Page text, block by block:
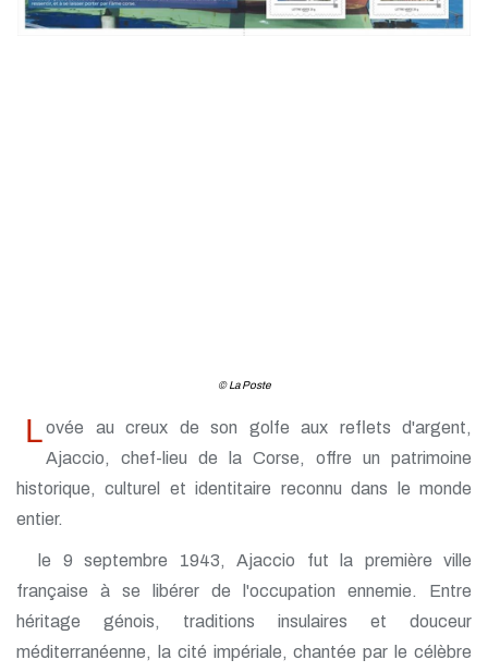
© La Poste
Lovée au creux de son golfe aux reflets d'argent,
Ajaccio, chef-lieu de la Corse, offre un patrimoine
historique, culturel et identitaire reconnu dans le monde
entier.
le 9 septembre 1943, Ajaccio fut la première ville
française à se libérer de l'occupation ennemie. Entre
héritage génois, traditions insulaires et douceur
méditerranéenne, la cité impériale, chantée par le célèbre